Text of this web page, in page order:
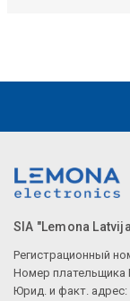
SIA "Lemona
Регистрационный
Номер плательщика
Юрид. и факт. адрес: